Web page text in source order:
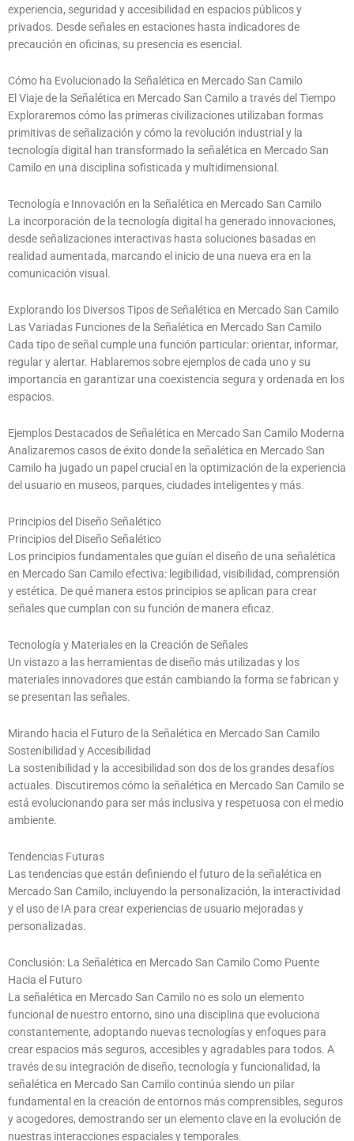
experiencia, seguridad y accesibilidad en espacios públicos y
privados. Desde señales en estaciones hasta indicadores de
precaución en oficinas, su presencia es esencial.
Cómo ha Evolucionado la Señalética en Mercado San Camilo
El Viaje de la Señalética en Mercado San Camilo a través del Tiempo
Exploraremos cómo las primeras civilizaciones utilizaban formas
primitivas de señalización y cómo la revolución industrial y la
tecnología digital han transformado la señalética en Mercado San
Camilo en una disciplina sofisticada y multidimensional.
Tecnología e Innovación en la Señalética en Mercado San Camilo
La incorporación de la tecnología digital ha generado innovaciones,
desde señalizaciones interactivas hasta soluciones basadas en
realidad aumentada, marcando el inicio de una nueva era en la
comunicación visual.
Explorando los Diversos Tipos de Señalética en Mercado San Camilo
Las Variadas Funciones de la Señalética en Mercado San Camilo
Cada tipo de señal cumple una función particular: orientar, informar,
regular y alertar. Hablaremos sobre ejemplos de cada uno y su
importancia en garantizar una coexistencia segura y ordenada en los
espacios.
Ejemplos Destacados de Señalética en Mercado San Camilo Moderna
Analizaremos casos de éxito donde la señalética en Mercado San
Camilo ha jugado un papel crucial en la optimización de la experiencia
del usuario en museos, parques, ciudades inteligentes y más.
Principios del Diseño Señalético
Principios del Diseño Señalético
Los principios fundamentales que guían el diseño de una señalética
en Mercado San Camilo efectiva: legibilidad, visibilidad, comprensión
y estética. De qué manera estos principios se aplican para crear
señales que cumplan con su función de manera eficaz.
Tecnología y Materiales en la Creación de Señales
Un vistazo a las herramientas de diseño más utilizadas y los
materiales innovadores que están cambiando la forma se fabrican y
se presentan las señales.
Mirando hacia el Futuro de la Señalética en Mercado San Camilo
Sostenibilidad y Accesibilidad
La sostenibilidad y la accesibilidad son dos de los grandes desafíos
actuales. Discutiremos cómo la señalética en Mercado San Camilo se
está evolucionando para ser más inclusiva y respetuosa con el medio
ambiente.
Tendencias Futuras
Las tendencias que están definiendo el futuro de la señalética en
Mercado San Camilo, incluyendo la personalización, la interactividad
y el uso de IA para crear experiencias de usuario mejoradas y
personalizadas.
Conclusión: La Señalética en Mercado San Camilo Como Puente
Hacia el Futuro
La señalética en Mercado San Camilo no es solo un elemento
funcional de nuestro entorno, sino una disciplina que evoluciona
constantemente, adoptando nuevas tecnologías y enfoques para
crear espacios más seguros, accesibles y agradables para todos. A
través de su integración de diseño, tecnología y funcionalidad, la
señalética en Mercado San Camilo continúa siendo un pilar
fundamental en la creación de entornos más comprensibles, seguros
y acogedores, demostrando ser un elemento clave en la evolución de
nuestras interacciones espaciales y temporales.